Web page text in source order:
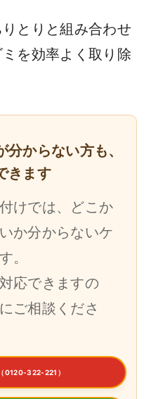
とりと組み合わせ
を効率よく取り除
からない方も、
きます
けでは、どこか
か分からないケ
。
応できますの
ご相談くださ
0120-322-221）